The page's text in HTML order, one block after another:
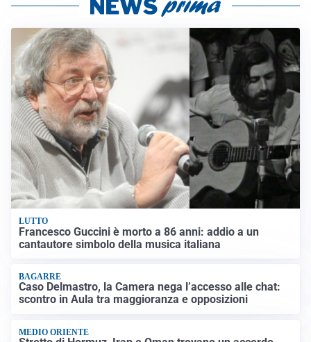
LUTTO
Francesco Guccini è morto a 86 anni: addio a un
cantautore simbolo della musica italiana
BAGARRE
Caso Delmastro, la Camera nega l’accesso alle chat:
scontro in Aula tra maggioranza e opposizioni
MEDIO ORIENTE